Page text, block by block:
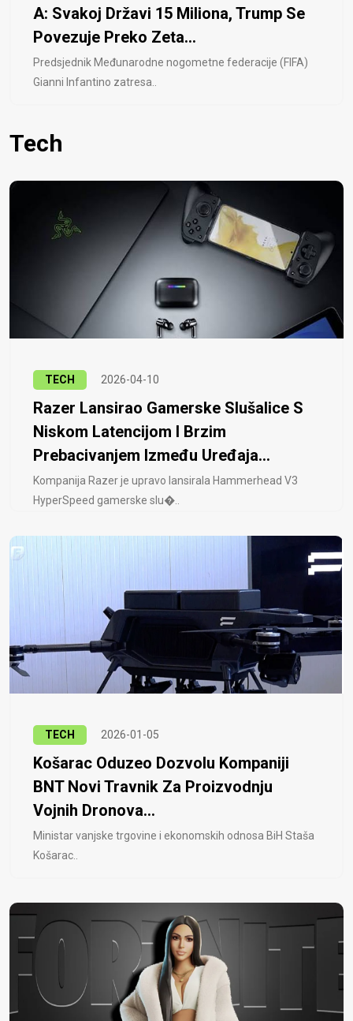
A: Svakoj Državi 15 Miliona, Trump Se
Povezuje Preko Zeta...
Predsjednik Međunarodne nogometne federacije (FIFA)
Gianni Infantino zatresa..
Tech
TECH 2026-04-10
Razer Lansirao Gamerske Slušalice S
Niskom Latencijom I Brzim
Prebacivanjem Između Uređaja...
Kompanija Razer je upravo lansirala Hammerhead V3
HyperSpeed ​​gamerske slu�..
TECH 2026-01-05
Košarac Oduzeo Dozvolu Kompaniji
BNT Novi Travnik Za Proizvodnju
Vojnih Dronova...
Ministar vanjske trgovine i ekonomskih odnosa BiH Staša
Košarac..